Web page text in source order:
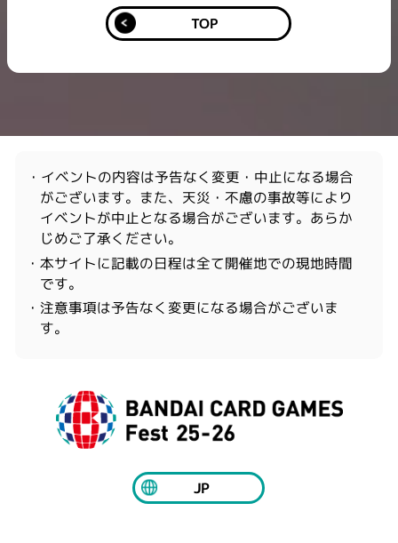
TOP
・イベントの内容は予告なく変更・中止になる場合
がございます。また、天災・不慮の事故等により
イベントが中止となる場合がございます。あらか
じめご了承ください。
・本サイトに記載の日程は全て開催地での現地時間
です。
・注意事項は予告なく変更になる場合がございま
す。
JP